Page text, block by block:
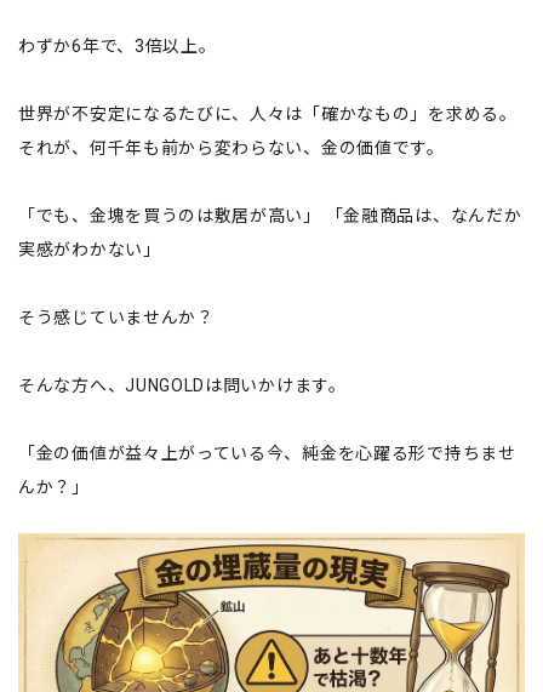
わずか6年で、3倍以上。
世界が不安定になるたびに、人々は「確かなもの」を求める。
それが、何千年も前から変わらない、金の価値です。
「でも、金塊を買うのは敷居が高い」 「金融商品は、なんだか
実感がわかない」
そう感じていませんか？
そんな方へ、JUNGOLDは問いかけます。
「金の価値が益々上がっている今、純金を心躍る形で持ちませ
んか？」